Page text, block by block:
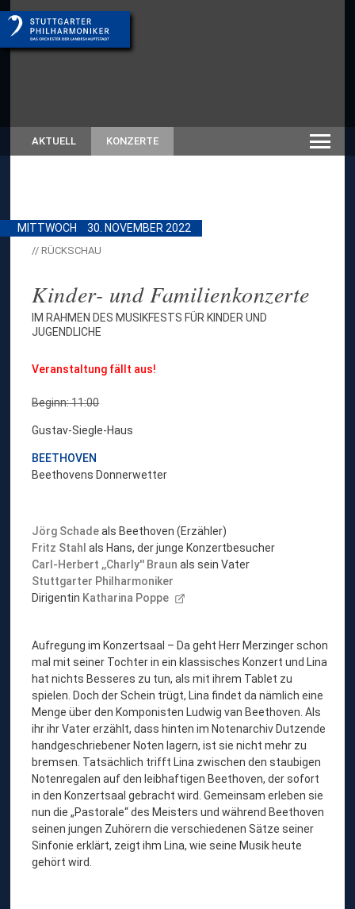
AKTUELL KONZERTE
MITTWOCH 30. NOVEMBER 2022
// RÜCKSCHAU
Kinder- und Familienkonzerte
IM RAHMEN DES MUSIKFESTS FÜR KINDER UND
JUGENDLICHE
Veranstaltung fällt aus!
Beginn: 11:00
Gustav-Siegle-Haus
BEETHOVEN
Beethovens Donnerwetter
Jörg Schadeals Beethoven (Erzähler)
Fritz Stahl als Hans, der junge Konzertbesucher
Carl-Herbert ,,Charly'' Braun als sein Vater
Stuttgarter Philharmoniker
Dirigentin Katharina Poppe
Aufregung im Konzertsaal – Da geht Herr Merzinger schon
mal mit seiner Tochter in ein klassisches Konzert und Lina
hat nichts Besseres zu tun, als mit ihrem Tablet zu
spielen. Doch der Schein trügt, Lina findet da nämlich eine
Menge über den Komponisten Ludwig van Beethoven. Als
ihr ihr Vater erzählt, dass hinten im Notenarchiv Dutzende
handgeschriebener Noten lagern, ist sie nicht mehr zu
bremsen. Tatsächlich trifft Lina zwischen den staubigen
Notenregalen auf den leibhaftigen Beethoven, der sofort
in den Konzertsaal gebracht wird. Gemeinsam erleben sie
nun die „Pastorale“ des Meisters und während Beethoven
seinen jungen Zuhörern die verschiedenen Sätze seiner
Sinfonie erklärt, zeigt ihm Lina, wie seine Musik heute
gehört wird.